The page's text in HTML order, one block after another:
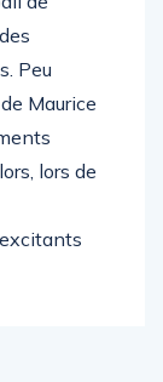
Peu
Maurice
lors de